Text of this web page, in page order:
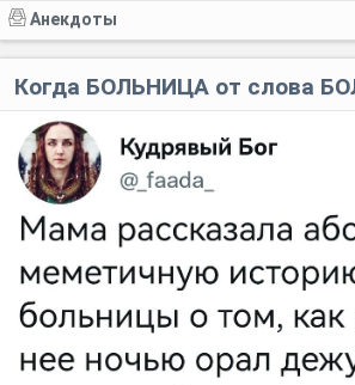
Анекдоты
Когда БОЛЬНИЦА от слова